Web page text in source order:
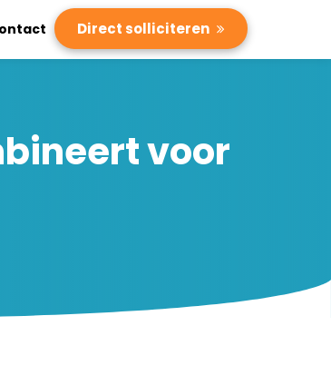
Direct solliciteren
voor